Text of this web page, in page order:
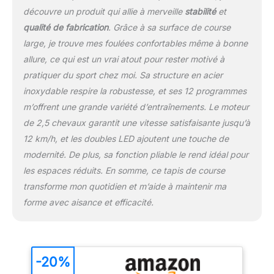
Pente manuelle de 8% :
Le tapis roulant propose
et 8%, pour un
entraînement plus
intensif et une sensation
de marche plus réaliste
Affichage LED,
télécommande et design
peu encombrant :
affichage de la distance,
de la vitesse ; avec
télécommande, éclairage
RGB dynamique,
et rangement facile :
découvre un produit qui allie à merveille stabilitéet
qualité de fabrication. Grâce à sa surface de course
large, je trouve mes foulées confortables même à bonne
allure, ce qui est un vrai atout pour rester motivé à
pratiquer du sport chez moi. Sa structure en acier
inoxydable respire la robustesse, et ses 12 programmes
m’offrent une grande variété d’entraînements. Le moteur
de 2,5 chevaux garantit une vitesse satisfaisante jusqu’à
12 km/h, et les doubles LED ajoutent une touche de
modernité. De plus, sa fonction pliable le rend idéal pour
les espaces réduits. En somme, ce tapis de course
transforme mon quotidien et m’aide à maintenir ma
forme avec aisance et efficacité.
-20%